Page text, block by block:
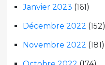
Janvier 2023 (161)
Décembre 2022 (152)
Novembre 2022 (181)